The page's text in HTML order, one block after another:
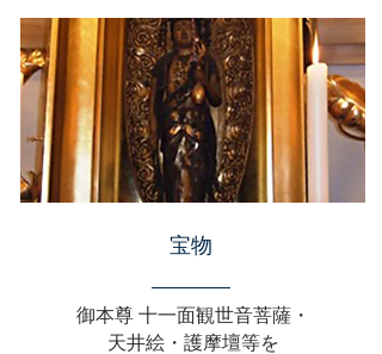
宝物
御本尊 十一面観世音菩薩・
天井絵・護摩壇等を